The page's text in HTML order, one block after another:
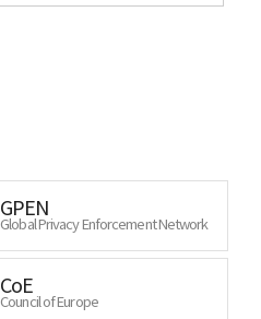
GPEN
Global Privacy Enforcement Network
CoE
Council of Europe